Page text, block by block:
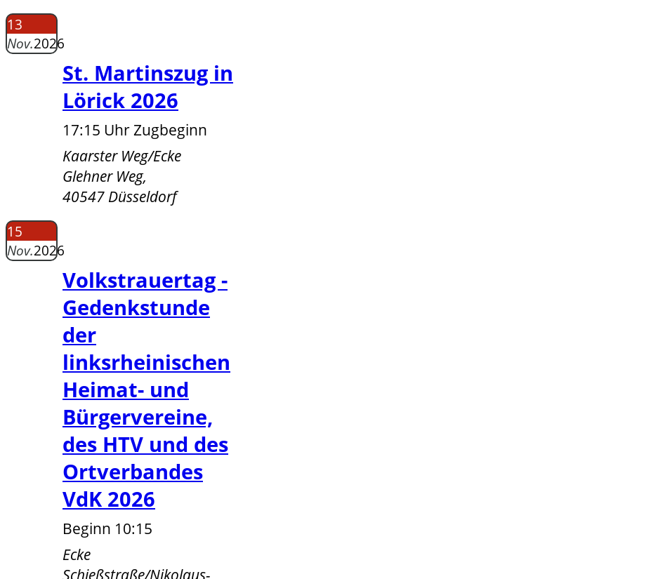
13
Nov.2026
St. Martinszug in
Lörick 2026
17:15 Uhr Zugbeginn
Kaarster Weg/Ecke
Glehner Weg,
40547 Düsseldorf
15
Nov.2026
Volkstrauertag -
Gedenkstunde
der
linksrheinischen
Heimat- und
Bürgervereine,
des HTV und des
Ortverbandes
VdK 2026
Beginn 10:15
Ecke
Schießstraße/Nikolaus-